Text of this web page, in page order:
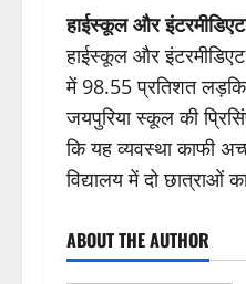
हाईस्कूल और इंटरमीडिएट
हाईस्कूल और
में 98.55 प्रतिशत
जयपुरिया स्कूल की
कि यह व्यवस्था काफी
विद्यालय में दो छात्राओं
ABOUT THE AUTHOR